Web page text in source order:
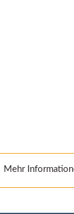
Mehr